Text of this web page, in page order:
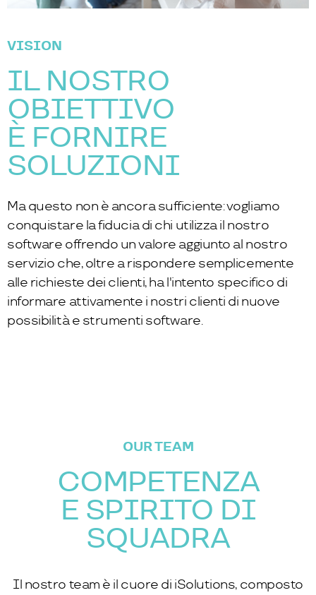
VISION
IL NOSTRO
OBIETTIVO
È FORNIRE
SOLUZIONI
Ma questo non è ancora sufficiente: vogliamo
conquistare la fiducia di chi utilizza il nostro
software offrendo un valore aggiunto al nostro
servizio che, oltre a rispondere semplicemente
alle richieste dei clienti, ha l'intento specifico di
informare attivamente i nostri clienti di nuove
possibilità e strumenti software.
OUR TEAM
COMPETENZA
E SPIRITO DI
SQUADRA
Il nostro team è il cuore di iSolutions, composto